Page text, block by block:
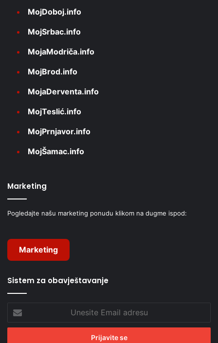
MojDoboj.info
MojSrbac.info
MojaModriča.info
MojBrod.info
MojaDerventa.info
MojTeslić.info
MojPrnjavor.info
MojŠamac.info
Marketing
Pogledajte našu marketing ponudu klikom na dugme ispod:
Marketing
Sistem za obavještavanje
Unesite
Email
adresu